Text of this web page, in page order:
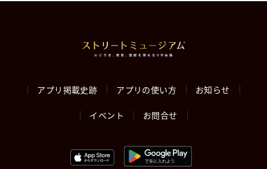
アプリ掲載史跡 アプリの使い方 お知らせ
イベント お問合せ